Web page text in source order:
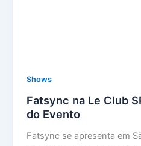
Shows
Fatsync na Le Club
do Evento
Fatsync se apresenta em